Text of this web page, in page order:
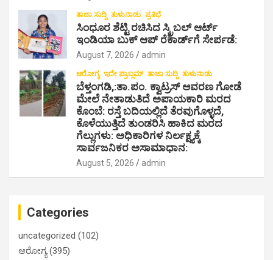
ತಾಜಾ ಸುದ್ದಿ ತುಳುನಾಡು ಪ್ರತಿಭೆ
ಸಿಂಧೂರ ಶೆಟ್ಟಿ ರಚಿಸಿದ ಸ್ಕ್ರಿಬಲ್ ಆರ್ಟ್
ಇಂಡಿಯಾ ಬುಕ್ ಆಪ್ ರೆಕಾರ್ಡ್‌ಗೆ ಸೇರ್ಪಡೆ:
August 7, 2026 admin
ಆರೋಗ್ಯ ಇದೇ ಪ್ರಾಬ್ಲಮ್ ತಾಜಾ ಸುದ್ದಿ ತುಳುನಾಡು
ಬೆಳ್ತಂಗಡಿ,:ತಾ.ಪಂ‌. ಕ್ವಾಟ್ರಸ್ ಆವರಣ ಗೋಡೆ
ಮೇಲೆ ನೇತಾಡುತಿದೆ ಅಪಾಯಕಾರಿ ಮರದ
ಕೊಂಬೆ: ರಸ್ತೆ ಬದಿಯಲ್ಲಿದೆ ತೆರವುಗೊಳ್ಳದೆ,
ಕೊಳೆಯುತ್ತಿದೆ ತುಂಡರಿಸಿ ಹಾಕಿದ ಮರದ
ಗೆಲ್ಲುಗಳು: ಅಧಿಕಾರಿಗಳ ನಿರ್ಲಕ್ಷ್ಯಕ್ಕೆ
ಸಾರ್ವಜನಿಕರ ಅಸಾಮಾಧಾನ:
August 5, 2026 admin
Categories
uncategorized (102)
ಆರೋಗ್ಯ(395)